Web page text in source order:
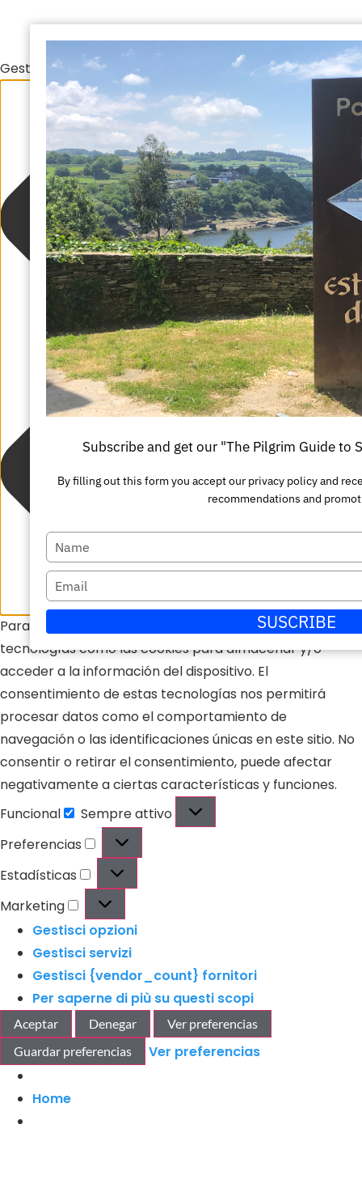
Gestionar el consentimiento de las cookies
Para ofrecer las mejores experiencias, utilizamos
tecnologías como las cookies para almacenar y/o
acceder a la información del dispositivo. El
consentimiento de estas tecnologías nos permitirá
procesar datos como el comportamiento de
navegación o las identificaciones únicas en este sitio. No
consentir o retirar el consentimiento, puede afectar
negativamente a ciertas características y funciones.
Funcional
Sempre attivo
Preferencias
Estadísticas
Marketing
Gestisci opzioni
Gestisci servizi
Gestisci {vendor_count} fornitori
Per saperne di più su questi scopi
Aceptar Denegar
Ver preferencias
Guardar preferencias
Ver preferencias
Home
Subscribe and get our "The Pilgrim Guide to
By filling out this form you accept our privacy policy and
recommendations and
Escriba
su
nombre
Escriba
su
correo
electrónico
SUSCRIBE